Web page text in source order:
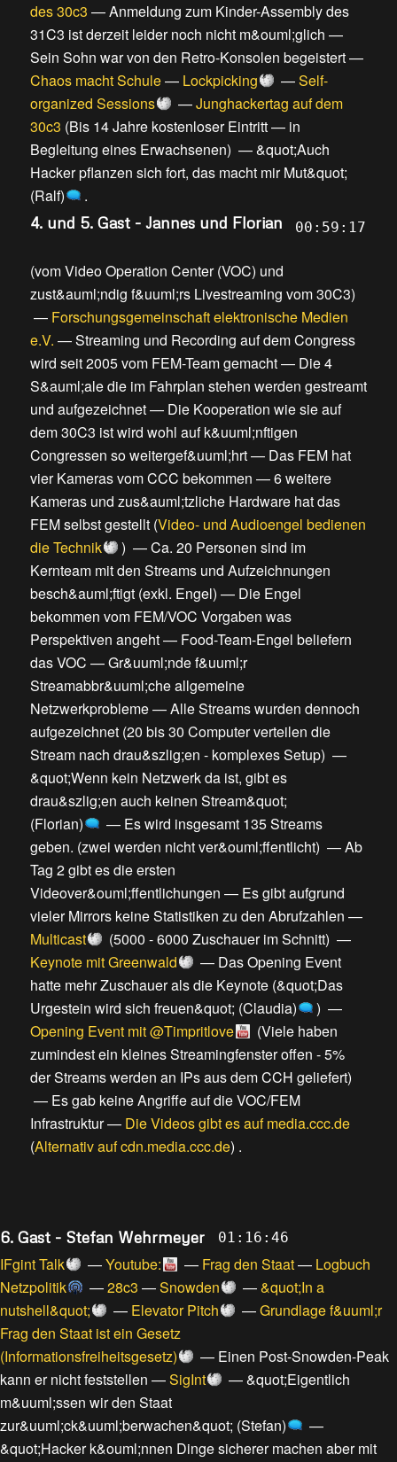
des 30c3 —Anmeldung zum Kinder-Assembly des
31C3 ist derzeit leider noch nicht m&ouml;glich —
Sein Sohn war von den Retro-Konsolen begeistert—
Chaos macht Schule— Lockpicking —Self-
organized Sessions
—Junghackertag auf dem
30c3 (Bis 14 Jahre kostenloser Eintritt— in
Begleitung eines Erwachsenen) —&quot;Auch
Hacker pflanzen sich fort, das macht mir Mut&quot;
(Ralf)
.
4. und 5. Gast - Jannes und Florian 00:59:17
(vom Video Operation Center (VOC) und
zust&auml;ndig f&uuml;rs Livestreaming vom 30C3)
— Forschungsgemeinschaft elektronische Medien
e.V. —Streaming und Recording auf dem Congress
wird seit 2005 vom FEM-Team gemacht— Die 4
S&auml;ale die im Fahrplan stehen werden gestreamt
und aufgezeichnet— Die Kooperation wie sie auf
dem 30C3 ist wird wohl auf k&uuml;nftigen
Congressen so weitergef&uuml;hrt— Das FEM hat
vier Kameras vom CCC bekommen —6 weitere
Kameras und zus&auml;tzliche Hardware hat das
FEM selbst gestellt(Video- und Audioengel bedienen
die Technik
) —Ca. 20 Personen sind im
Kernteam mit den Streams und Aufzeichnungen
besch&auml;ftigt (exkl. Engel) — Die Engel
bekommen vom FEM/VOC Vorgaben was
Perspektiven angeht— Food-Team-Engel beliefern
das VOC —Gr&uuml;nde f&uuml;r
Streamabbr&uuml;che allgemeine
Netzwerkprobleme—Alle Streams wurden dennoch
aufgezeichnet(20 bis 30 Computer verteilen die
Stream nach drau&szlig;en - komplexes Setup) —
&quot;Wenn kein Netzwerk da ist, gibt es
drau&szlig;en auch keinen Stream&quot;
(Florian)
— Es wird insgesamt 135 Streams
geben. (zwei werden nicht ver&ouml;ffentlicht) —Ab
Tag 2 gibt es die ersten
Videover&ouml;ffentlichungen — Es gibt aufgrund
vieler Mirrors keine Statistiken zu den Abrufzahlen —
Multicast
(5000 - 6000 Zuschauer im Schnitt) —
Keynote mit Greenwald
— Das Opening Event
hatte mehr Zuschauer als die Keynote(&quot;Das
Urgestein wird sich freuen&quot; (Claudia)
) —
Opening Event mit @Timpritlove
(Viele haben
zumindest ein kleines Streamingfenster offen - 5%
der Streams werden an IPs aus dem CCH geliefert)
— Es gab keine Angriffe auf die VOC/FEM
Infrastruktur— Die Videos gibt es auf media.ccc.de
(Alternativ auf cdn.media.ccc.de) .
6. Gast - Stefan Wehrmeyer 01:16:46
IFgint Talk —Youtube: — Frag den Staat— Logbuch
Netzpolitik
—28c3 —Snowden —&quot;In a
nutshell&quot;
— Elevator Pitch —Grundlage f&uuml;r
Frag den Staat ist ein Gesetz
(Informationsfreiheitsgesetz)
— Einen Post-Snowden-Peak
kann er nicht feststellen —SigInt —&quot;Eigentlich
m&uuml;ssen wir den Staat
zur&uuml;ck&uuml;berwachen&quot; (Stefan)
—
&quot;Hacker k&ouml;nnen Dinge sicherer machen aber mit